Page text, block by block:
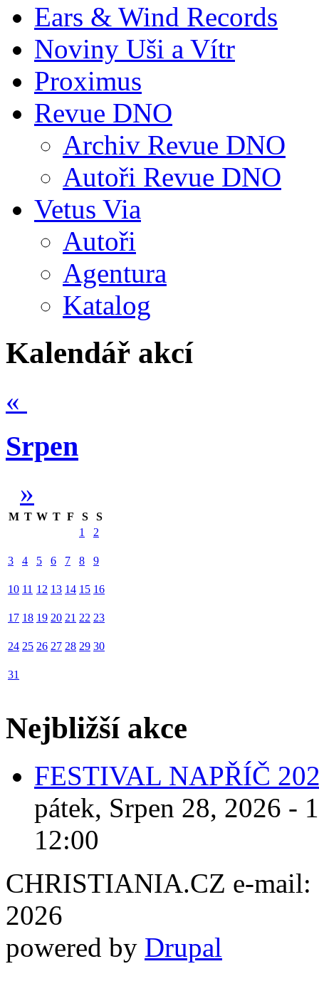
Ears & Wind Records
Noviny Uši a Vítr
Proximus
Revue DNO
Archiv Revue DNO
Autoři Revue DNO
Vetus Via
Autoři
Agentura
Katalog
Kalendář akcí
«
Srpen
»
M T W T F S
S
1
2
3 4 5 6 7 8 9
10 11 12 13 14 15 16
17 18 19 20 21 22 23
24 25 26 27 28 29 30
31
Nejbližší akce
FESTIVAL NAPŘÍČ
pátek, Srpen 28, 2026 -
12:00
CHRISTIANIA.CZ e-mail:
2026
powered by Drupal